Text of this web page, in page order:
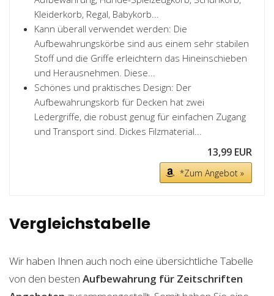
Kleiderkorb, Regal, Babykorb...
Kann überall verwendet werden: Die
Aufbewahrungskörbe sind aus einem sehr stabilen
Stoff und die Griffe erleichtern das Hineinschieben
und Herausnehmen. Diese...
Schönes und praktisches Design: Der
Aufbewahrungskorb für Decken hat zwei
Ledergriffe, die robust genug für einfachen Zugang
und Transport sind. Dickes Filzmaterial...
13,99 EUR
*Zum Angebot »
Vergleichstabelle
Wir haben Ihnen auch noch eine übersichtliche Tabelle
von den besten Aufbewahrung für Zeitschriften